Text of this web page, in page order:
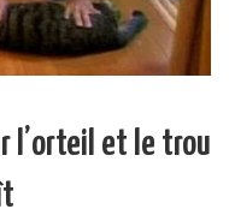
l’orteil et le trou